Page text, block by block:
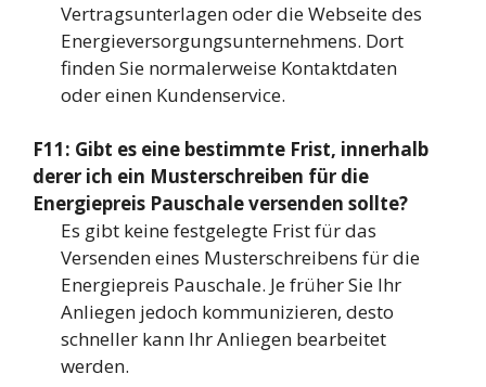
Vertragsunterlagen oder die Webseite des
Energieversorgungsunternehmens. Dort
finden Sie normalerweise Kontaktdaten
oder einen Kundenservice.
F11: Gibt es eine bestimmte Frist, innerhalb
derer ich ein Musterschreiben für die
Energiepreis Pauschale versenden sollte?
Es gibt keine festgelegte Frist für das
Versenden eines Musterschreibens für die
Energiepreis Pauschale. Je früher Sie Ihr
Anliegen jedoch kommunizieren, desto
schneller kann Ihr Anliegen bearbeitet
werden.